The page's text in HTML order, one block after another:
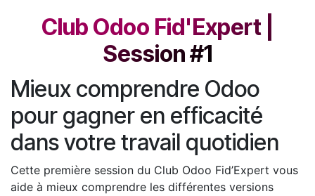
Club Odoo Fid'Expert |
Session #1
Mieux comprendre Odoo
pour gagner en efficacité
dans votre travail quotidien
Cette première session du Club Odoo Fid’Expert vous
aide à mieux comprendre les différentes versions